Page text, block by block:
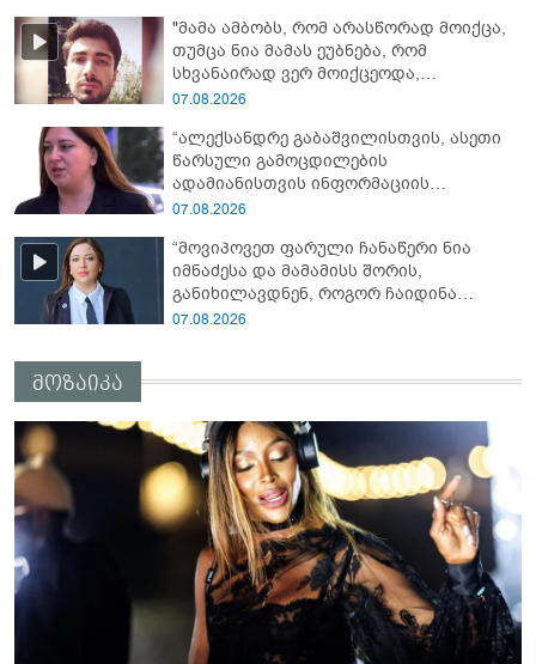
ავალიანის დედა
"მამა ამბობს, რომ არასწორად მოიქცა,
თუმცა ნია მამას ეუბნება, რომ
სხვანაირად ვერ მოიქცეოდა,
თანამედროვე ეპოქაში სხვანაირად
დეტალებზე საუბრობს გიგა ავალიანის
საქმის პროკურორი?
07.08.2026
“ალექსანდრე გაბაშვილისთვის, ასეთი
წარსული გამოცდილების
ადამიანისთვის ინფორმაციის
მიწოდება, რომ მასწავლებელი
ფაქტობრივად, წაქეზება იყო” -
პროკურორი ნია იმნაძეზე
07.08.2026
“მოვიპოვეთ ფარული ჩანაწერი ნია
იმნაძესა და მამამისს შორის,
განიხილავდნენ, როგორ ჩაიდინა
გაბაშვილმა დანაშაული” - რას ამბობს
07.08.2026
მოზაიკა